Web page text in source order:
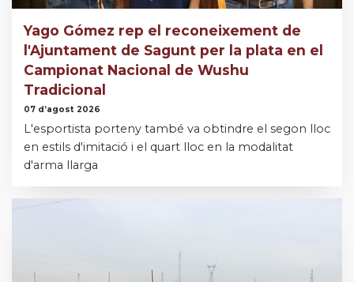
Yago Gómez rep el reconeixement de
l'Ajuntament de Sagunt per la plata en el
Campionat Nacional de Wushu
Tradicional
07 d’agost 2026
L'esportista porteny també va obtindre el segon lloc
en estils d'imitació i el quart lloc en la modalitat
d'arma llarga